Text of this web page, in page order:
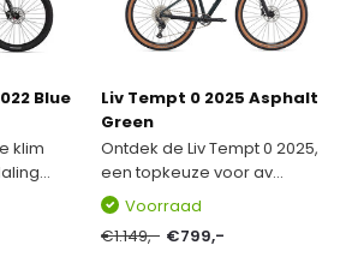
Blue
klim
Liv Tempt 0 2025 Asphalt
Green
Ontdek de Liv Tempt 0 2025,
een topkeuze voor av...
Voorraad
€1.149,- €799,-